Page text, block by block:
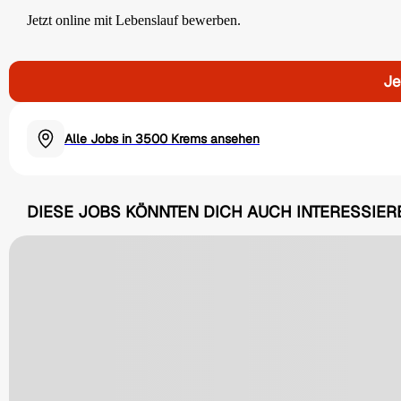
Jetzt online mit Lebenslauf bewerben.
Alle Jobs in 3500 Krems ansehen
DIESE JOBS KÖNNTEN DICH AUCH